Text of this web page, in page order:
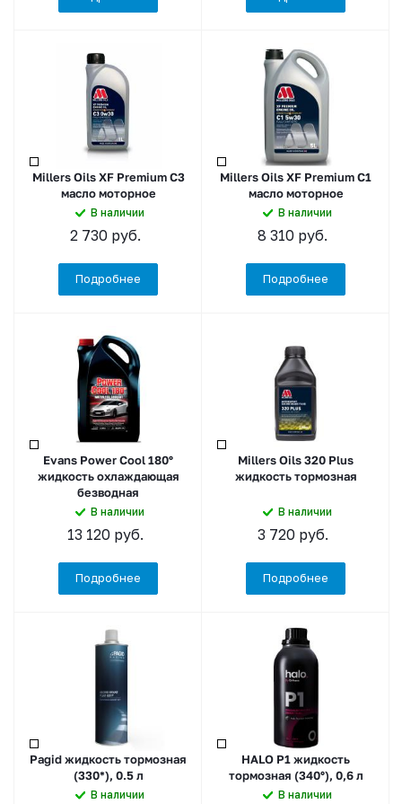
Millers Oils XF Premium C3
масло моторное
В наличии
2 730руб.
Подробнее
Millers Oils XF Premium C1
масло моторное
В наличии
8 310 руб.
Подробнее
Evans Power Cool 180°
жидкость охлаждающая
безводная
В наличии
13 120руб.
Подробнее
Millers Oils 320 Plus
жидкость тормозная
В наличии
3 720руб.
Подробнее
Pagid жидкость тормозная
(330*), 0.5 л
В наличии
HALO P1 жидкость
тормозная (340°), 0,6 л
В наличии